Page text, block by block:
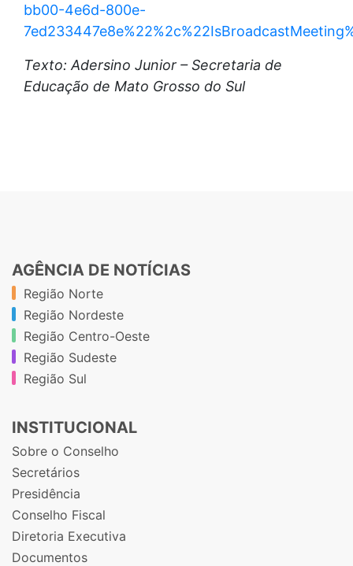
bb00-4e6d-800e-
Texto: Adersino Junior – Secretaria de
Educação de Mato Grosso do Sul
AGÊNCIA DE NOTÍCIAS
Região Norte
Região Nordeste
Região Centro-Oeste
Região Sudeste
Região Sul
INSTITUCIONAL
Sobre o Conselho
Secretários
Presidência
Conselho Fiscal
Diretoria Executiva
Documentos